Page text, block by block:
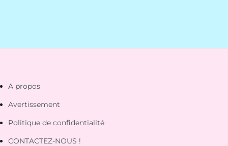
A propos
Avertissement
Politique de confidentialité
CONTACTEZ-NOUS !